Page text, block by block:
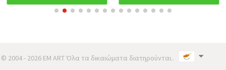
© 2004 - 2026 EM ART Όλα τα δικαιώματα διατηρούνται..